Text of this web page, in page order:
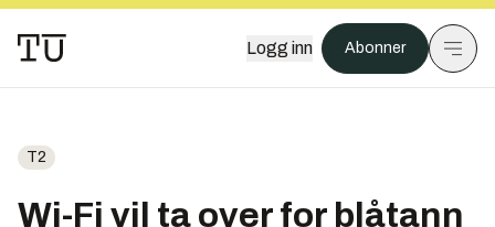
Logg inn Abonner
T2
Wi-Fi vil ta over for blåtann